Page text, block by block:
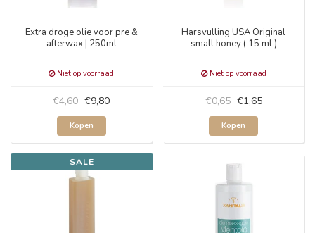
Extra droge olie voor pre &
afterwax | 250ml
Niet op voorraad
€4,60 €9,80
Kopen
Harsvulling USA Original
small honey ( 15 ml )
Niet op voorraad
€0,65 €1,65
Kopen
SALE